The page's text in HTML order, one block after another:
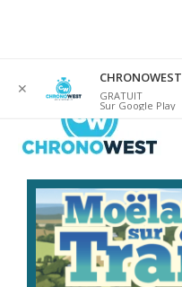
✕
CHRONOWEST
GRATUIT
Sur Google Play